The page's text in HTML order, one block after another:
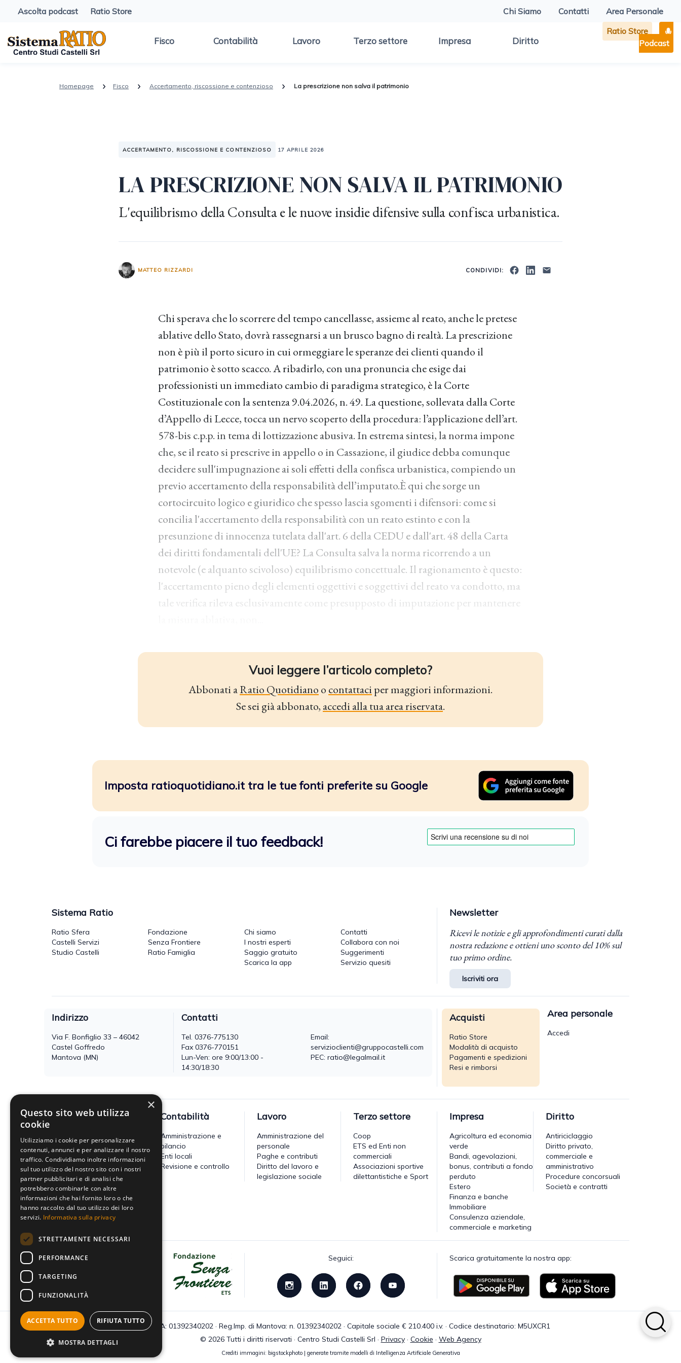
Ascolta podcast Ratio Store Chi Siamo Contatti Area Personale
Fisco Contabilità Lavoro Terzo settore Impresa Diritto
Ratio Store
Podcast
Homepage Fisco Accertamento, riscossione e contenzioso La prescrizione non salva il patrimonio
ACCERTAMENTO, RISCOSSIONE E CONTENZIOSO 17 APRILE 2026
LA PRESCRIZIONE NON SALVA IL PATRIMONIO
L'equilibrismo della Consulta e le nuove insidie difensive sulla confisca urbanistica.
MATTEO RIZZARDI CONDIVIDI:
Chi sperava che lo scorrere del tempo cancellasse, assieme al reato, anche le pretese
ablative dello Stato, dovrà rassegnarsi a un brusco bagno di realtà. La prescrizione
non è più il porto sicuro in cui ormeggiare le speranze dei clienti quando il
patrimonio è sotto scacco. A ribadirlo, con una pronuncia che esige dai
professionisti un immediato cambio di paradigma strategico, è la Corte
Costituzionale con la sentenza 9.04.2026, n. 49. La questione, sollevata dalla Corte
d’Appello di Lecce, tocca un nervo scoperto della procedura: l’applicazione dell’art.
578-bis c.p.p. in tema di lottizzazione abusiva. In estrema sintesi, la norma impone
che, se il reato si prescrive in appello o in Cassazione, il giudice debba comunque
decidere sull'impugnazione ai soli effetti della confisca urbanistica, compiendo un
previo accertamento della responsabilità dell’imputato.È qui che sorge un
cortocircuito logico e giuridico che spesso lascia sgomenti i difensori: come si
concilia l'accertamento della responsabilità con un reato estinto e con la
presunzione di innocenza tutelata dall'art. 6 della CEDU e dall'art. 48 della Carta
dei diritti fondamentali dell'UE? La Consulta salva la norma ricorrendo a un
notevole (e alquanto scivoloso) equilibrismo concettuale. Il ragionamento è questo:
l'accertamento pieno degli elementi oggettivi e soggettivi del reato va condotto, ma
tale verifica rileva esclusivamente come presupposto di imputazione per mantenere
Vuoi leggere l’articolo completo?
Abbonati aRatio Quotidiano o contattaciper maggiori informazioni.
Se sei già abbonato, accedi alla tua area riservata.
Imposta ratioquotidiano.it tra le tue fonti preferite su Google
Ci farebbe piacere il tuo feedback!
Sistema Ratio
Ratio Sfera
Castelli Servizi
Studio Castelli
Fondazione
Senza Frontiere
Ratio Famiglia
Chi siamo
I nostri esperti
Saggio gratuito
Scarica la app
Contatti
Collabora con noi
Suggerimenti
Servizio quesiti
Newsletter
Ricevi le notizie e gli approfondimenti curati dalla
nostra redazione e ottieni uno sconto del 10% sul
tuo primo ordine.
Iscriviti ora
Indirizzo
Via F. Bonfiglio 33 – 46042
Castel Goffredo
Mantova (MN)
Contatti
Tel.0376-775130
Fax 0376-770151
Lun-Ven: ore 9:00/13:00 -
14:30/18:30
Email:
servizioclienti@gruppocastelli.com
PEC: ratio@legalmail.it
Acquisti
Ratio Store
Modalità di acquisto
Pagamenti e spedizioni
Resi e rimborsi
Area personale
Accedi
Fisco
Accertamento, riscossione e
contenzioso
Imposte dirette
Altre imposte indirette e altri
tributi
Tributi locali
IVA
Contabilità
Amministrazione e
bilancio
Enti locali
Revisione e controllo
Lavoro
Amministrazione del
personale
Paghe e contributi
Diritto del lavoro e
legislazione sociale
Terzo settore
Coop
ETS ed Enti non
commerciali
Associazioni sportive
dilettantistiche e Sport
Impresa
Agricoltura ed economia
verde
Bandi, agevolazioni,
bonus, contributi a fondo
perduto
Estero
Finanza e banche
Immobiliare
Consulenza aziendale,
commerciale e marketing
Diritto
Antiriciclaggio
Diritto privato,
commerciale e
amministrativo
Procedure concorsuali
Società e contratti
Dona il tuo 5x1000 a Fondazione
Seguici: Scarica gratuitamente la nostra app:
C.F e P.IVA: 01392340202 · Reg.Imp. di Mantova: n. 01392340202 · Capitale sociale € 210.400 i.v. · Codice destinatario: M5UXCR1
© 2026 Tutti i diritti riservati · Centro Studi Castelli Srl · Privacy· Cookie · Web Agency
Crediti immagini: bigstockphoto | generate tramite modelli di Intelligenza Artificiale Generativa
×
Questo sito web utilizza
cookie
Utilizziamo i cookie per personalizzare
contenuti, annunci e per analizzare il nostro
traffico. Condividiamo inoltre informazioni
sul tuo utilizzo del nostro sito con i nostri
partner pubblicitari e di analisi che
potrebbero combinarle con altre
informazioni che hai fornito loro o che
hanno raccolto dal tuo utilizzo dei loro
servizi. Informativa sulla privacy
STRETTAMENTE NECESSARI
PERFORMANCE
TARGETING
FUNZIONALITÀ
ACCETTA TUTTO RIFIUTA TUTTO
MOSTRA DETTAGLI